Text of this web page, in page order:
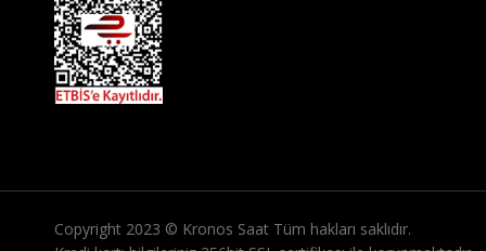
Copyright 2023 © Kronos Saat Tüm hakları saklıdır.